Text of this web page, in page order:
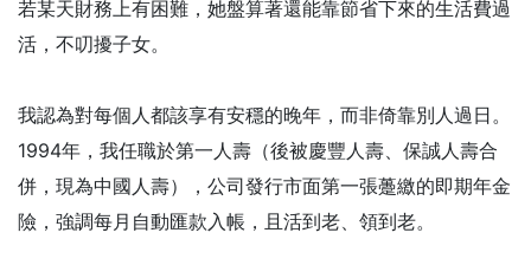
若某天財務上有困難，她盤算著還能靠節省下來的生活費過
活，不叨擾子女。
我認為對每個人都該享有安穩的晚年，而非倚靠別人過日。
1994年，我任職於第一人壽（後被慶豐人壽、保誠人壽合
併，現為中國人壽），公司發行市面第一張躉繳的即期年金
險，強調每月自動匯款入帳，且活到老、領到老。